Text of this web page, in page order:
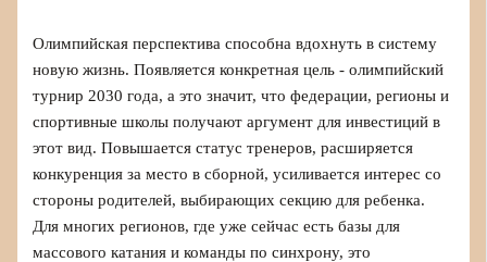
Олимпийская перспектива способна вдохнуть в систему
новую жизнь. Появляется конкретная цель - олимпийский
турнир 2030 года, а это значит, что федерации, регионы и
спортивные школы получают аргумент для инвестиций в
этот вид. Повышается статус тренеров, расширяется
конкуренция за место в сборной, усиливается интерес со
стороны родителей, выбирающих секцию для ребенка.
Для многих регионов, где уже сейчас есть базы для
массового катания и команды по синхрону, это